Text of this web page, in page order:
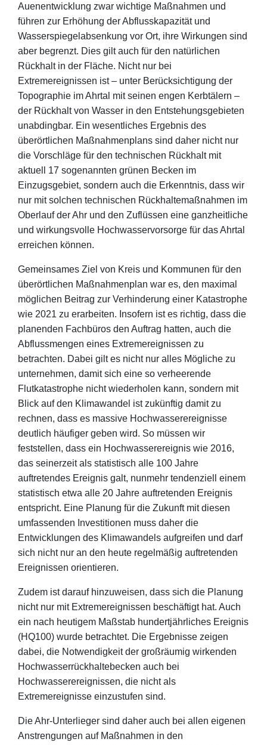
Auenentwicklung zwar wichtige Maßnahmen und
führen zur Erhöhung der Abflusskapazität und
Wasserspiegelabsenkung vor Ort, ihre Wirkungen sind
aber begrenzt. Dies gilt auch für den natürlichen
Rückhalt in der Fläche. Nicht nur bei
Extremereignissen ist – unter Berücksichtigung der
Topographie im Ahrtal mit seinen engen Kerbtälern –
der Rückhalt von Wasser in den Entstehungsgebieten
unabdingbar. Ein wesentliches Ergebnis des
überörtlichen Maßnahmenplans sind daher nicht nur
die Vorschläge für den technischen Rückhalt mit
aktuell 17 sogenannten grünen Becken im
Einzugsgebiet, sondern auch die Erkenntnis, dass wir
nur mit solchen technischen Rückhaltemaßnahmen im
Oberlauf der Ahr und den Zuflüssen eine ganzheitliche
und wirkungsvolle Hochwasservorsorge für das Ahrtal
erreichen können.
Gemeinsames Ziel von Kreis und Kommunen für den
überörtlichen Maßnahmenplan war es, den maximal
möglichen Beitrag zur Verhinderung einer Katastrophe
wie 2021 zu erarbeiten. Insofern ist es richtig, dass die
planenden Fachbüros den Auftrag hatten, auch die
Abflussmengen eines Extremereignissen zu
betrachten. Dabei gilt es nicht nur alles Mögliche zu
unternehmen, damit sich eine so verheerende
Flutkatastrophe nicht wiederholen kann, sondern mit
Blick auf den Klimawandel ist zukünftig damit zu
rechnen, dass es massive Hochwasserereignisse
deutlich häufiger geben wird. So müssen wir
feststellen, dass ein Hochwasserereignis wie 2016,
das seinerzeit als statistisch alle 100 Jahre
auftretendes Ereignis galt, nunmehr tendenziell einem
statistisch etwa alle 20 Jahre auftretenden Ereignis
entspricht. Eine Planung für die Zukunft mit diesen
umfassenden Investitionen muss daher die
Entwicklungen des Klimawandels aufgreifen und darf
sich nicht nur an den heute regelmäßig auftretenden
Ereignissen orientieren.
Zudem ist darauf hinzuweisen, dass sich die Planung
nicht nur mit Extremereignissen beschäftigt hat. Auch
ein nach heutigem Maßstab hundertjährliches Ereignis
(HQ100) wurde betrachtet. Die Ergebnisse zeigen
dabei, die Notwendigkeit der großräumig wirkenden
Hochwasserrückhaltebecken auch bei
Hochwasserereignissen, die nicht als
Extremereignisse einzustufen sind.
Die Ahr-Unterlieger sind daher auch bei allen eigenen
Anstrengungen auf Maßnahmen in den